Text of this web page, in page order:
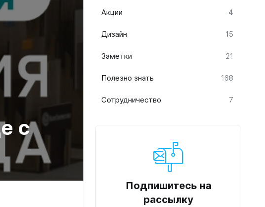
с
Акции 4
Дизайн 15
Заметки 21
Полезно знать 168
Сотрудничество 7
Подпишитесь на
рассылку